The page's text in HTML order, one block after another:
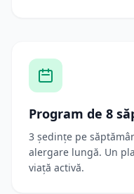
Program de 8
3 ședințe pe
alergare lungă. Un
viață activă.